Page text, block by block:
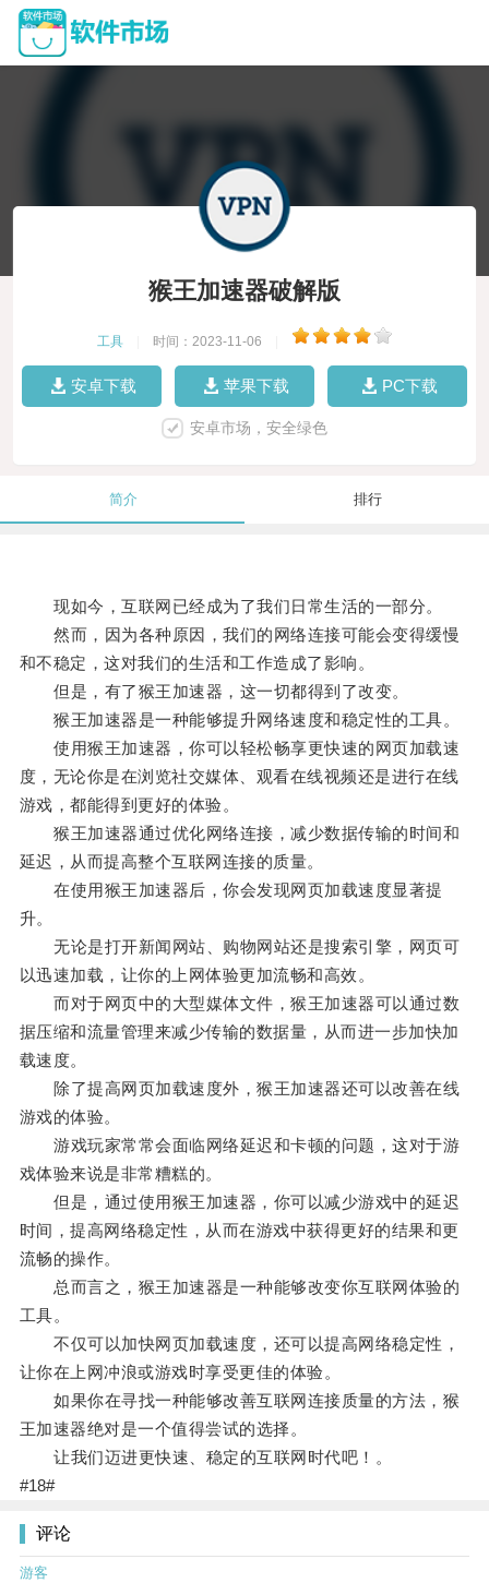
猴王加速器破解版
工具 时间：2023-11-06
安卓下载 苹果下载 PC下载
安卓市场，安全绿色
简介 排行
现如今，互联网已经成为了我们日常生活的一部分。
然而，因为各种原因，我们的网络连接可能会变得缓慢
和不稳定，这对我们的生活和工作造成了影响。
但是，有了猴王加速器，这一切都得到了改变。
猴王加速器是一种能够提升网络速度和稳定性的工具。
使用猴王加速器，你可以轻松畅享更快速的网页加载速
度，无论你是在浏览社交媒体、观看在线视频还是进行在线
游戏，都能得到更好的体验。
猴王加速器通过优化网络连接，减少数据传输的时间和
延迟，从而提高整个互联网连接的质量。
在使用猴王加速器后，你会发现网页加载速度显著提
升。
无论是打开新闻网站、购物网站还是搜索引擎，网页可
以迅速加载，让你的上网体验更加流畅和高效。
而对于网页中的大型媒体文件，猴王加速器可以通过数
据压缩和流量管理来减少传输的数据量，从而进一步加快加
载速度。
除了提高网页加载速度外，猴王加速器还可以改善在线
游戏的体验。
游戏玩家常常会面临网络延迟和卡顿的问题，这对于游
戏体验来说是非常糟糕的。
但是，通过使用猴王加速器，你可以减少游戏中的延迟
时间，提高网络稳定性，从而在游戏中获得更好的结果和更
流畅的操作。
总而言之，猴王加速器是一种能够改变你互联网体验的
工具。
不仅可以加快网页加载速度，还可以提高网络稳定性，
让你在上网冲浪或游戏时享受更佳的体验。
如果你在寻找一种能够改善互联网连接质量的方法，猴
王加速器绝对是一个值得尝试的选择。
让我们迈进更快速、稳定的互联网时代吧！。
#18#
评论
游客